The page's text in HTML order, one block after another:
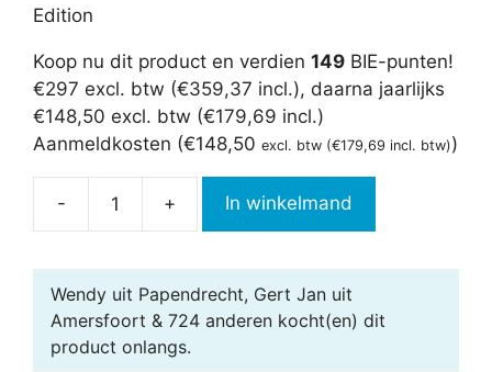
Edition
Koop nu dit product en verdien 149 BIE-punten!
€297 excl. btw (€359,37 incl.), daarna jaarlijks
€148,50 excl. btw (€179,69 incl.)
Aanmeldkosten (€148,50 excl. btw (€179,69 incl. btw))
-
Boekhouden
Excel
12.0
-
+ In winkelmand
Wendy uit Papendrecht, Gert Jan uit
Amersfoort & 724 anderen kocht(en) dit
product onlangs.